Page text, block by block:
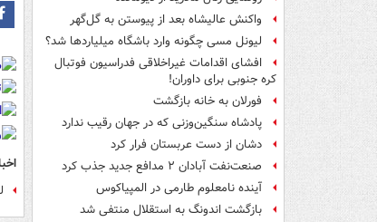
واکنش عالیشاه بعد از پیوستن به گل‌گهر
لیونل مسی چگونه وارد باشگاه میلیاردها شد؟
افشای اقدامات غیراخلاقی فدراسیون فوتبال
کره جنوبی برای داوران!
فورلان به خانه بازگشت
پادشاه سنگین‌وزنی که در جهان رقیب ندارد
دشان از دست عربستان فرار کرد
صنعت‌نفت آبادان ۲ مدافع جدید جذب کرد
آینده نامعلوم طارمی در المپیاکوس
بازگشت اندونگ به استقلال منتفی شد